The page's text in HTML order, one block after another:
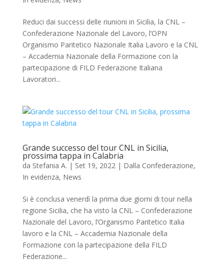
Reduci dai successi delle riunioni in Sicilia, la CNL –
Confederazione Nazionale del Lavoro, l’OPN
Organismo Paritetico Nazionale Italia Lavoro e la CNL
– Accademia Nazionale della Formazione con la
partecipazione di FILD Federazione Italiana
Lavoratori...
Grande successo del tour CNL in Sicilia,
prossima tappa in Calabria
da Stefania A. | Set 19, 2022| Dalla Confederazione,
In evidenza, News
Si è conclusa venerdì la prima due giorni di tour nella
regione Sicilia, che ha visto la CNL – Confederazione
Nazionale del Lavoro, l’Organismo Paritetico Italia
lavoro e la CNL – Accademia Nazionale della
Formazione con la partecipazione della FILD
Federazione...